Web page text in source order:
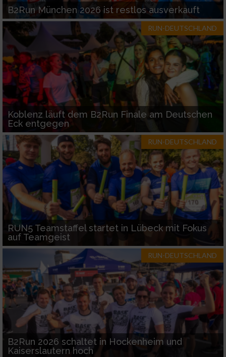
B2Run München 2026 ist restlos ausverkauft
RUN-DEUTSCHLAND
Koblenz läuft dem B2Run Finale am Deutschen
Eck entgegen
RUN-DEUTSCHLAND
RUN5 Teamstaffel startet in Lübeck mit Fokus
auf Teamgeist
RUN-DEUTSCHLAND
B2Run 2026 schaltet in Hockenheim und
Kaiserslautern hoch